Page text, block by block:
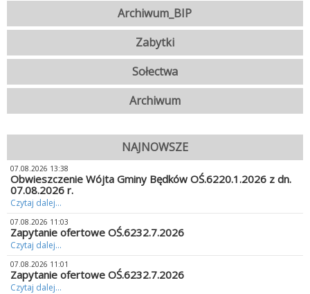
Archiwum_BIP
Zabytki
Sołectwa
Archiwum
NAJNOWSZE
07.08.2026 13:38
Obwieszczenie Wójta Gminy Będków OŚ.6220.1.2026 z dn.
07.08.2026 r.
Czytaj dalej...
07.08.2026 11:03
Zapytanie ofertowe OŚ.6232.7.2026
Czytaj dalej...
07.08.2026 11:01
Zapytanie ofertowe OŚ.6232.7.2026
Czytaj dalej...